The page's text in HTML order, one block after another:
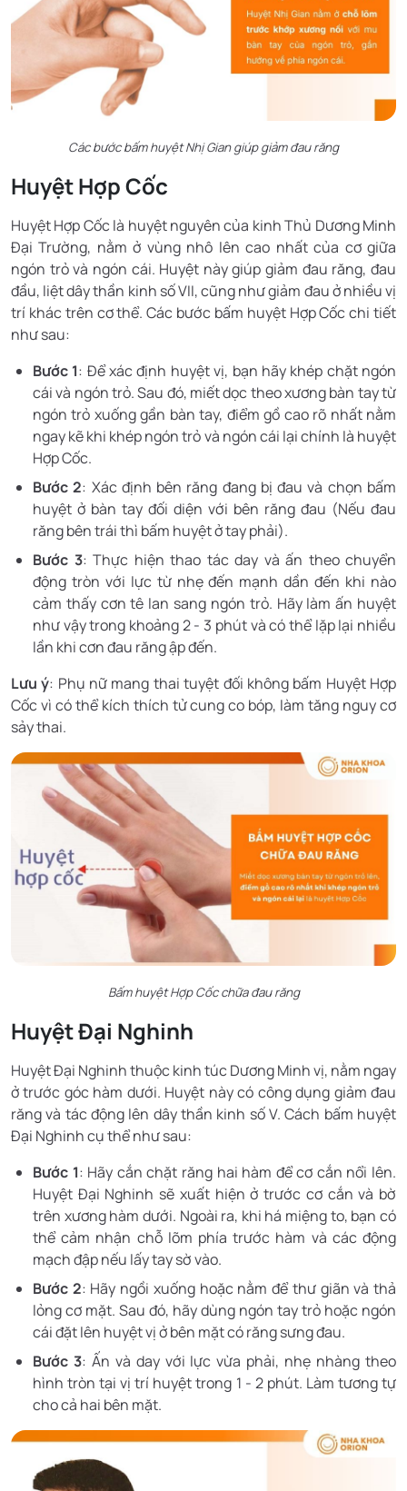
Các bước bấm huyệt Nhị Gian giúp giảm đau răng
Huyệt Hợp Cốc
Huyệt Hợp Cốc là huyệt nguyên của kinh Thủ Dương Minh
Đại Trường, nằm ở vùng nhô lên cao nhất của cơ giữa
ngón trỏ và ngón cái. Huyệt này giúp giảm đau răng, đau
đầu, liệt dây thần kinh số VII, cũng như giảm đau ở nhiều vị
trí khác trên cơ thể. Các bước bấm huyệt Hợp Cốc chi tiết
như sau:
Bước 1: Để xác định huyệt vị, bạn hãy khép chặt ngón
cái và ngón trỏ. Sau đó, miết dọc theo xương bàn tay từ
ngón trỏ xuống gần bàn tay, điểm gồ cao rõ nhất nằm
ngay kẽ khi khép ngón trỏ và ngón cái lại chính là huyệt
Hợp Cốc.
Bước 2: Xác định bên răng đang bị đau và chọn bấm
huyệt ở bàn tay đối diện với bên răng đau (Nếu đau
răng bên trái thì bấm huyệt ở tay phải).
Bước 3: Thực hiện thao tác day và ấn theo chuyển
động tròn với lực từ nhẹ đến mạnh dần đến khi nào
cảm thấy cơn tê lan sang ngón trỏ. Hãy làm ấn huyệt
như vậy trong khoảng 2 - 3 phút và có thể lặp lại nhiều
lần khi cơn đau răng ập đến.
Lưu ý: Phụ nữ mang thai tuyệt đối không bấm Huyệt Hợp
Cốc vì có thể kích thích tử cung co bóp, làm tăng nguy cơ
sảy thai.
Bấm huyệt Hợp Cốc chữa đau răng
Huyệt Đại Nghinh
Huyệt Đại Nghinh thuộc kinh túc Dương Minh vị, nằm ngay
ở trước góc hàm dưới. Huyệt này có công dụng giảm đau
răng và tác động lên dây thần kinh số V. Cách bấm huyệt
Đại Nghinh cụ thể như sau:
Bước 1: Hãy cắn chặt răng hai hàm để cơ cắn nổi lên.
Huyệt Đại Nghinh sẽ xuất hiện ở trước cơ cắn và bờ
trên xương hàm dưới. Ngoài ra, khi há miệng to, bạn có
thể cảm nhận chỗ lõm phía trước hàm và các động
mạch đập nếu lấy tay sờ vào.
Bước 2: Hãy ngồi xuống hoặc nằm để thư giãn và thả
lỏng cơ mặt. Sau đó, hãy dùng ngón tay trỏ hoặc ngón
cái đặt lên huyệt vị ở bên mặt có răng sưng đau.
Bước 3: Ấn và day với lực vừa phải, nhẹ nhàng theo
hình tròn tại vị trí huyệt trong 1 - 2 phút. Làm tương tự
cho cả hai bên mặt.